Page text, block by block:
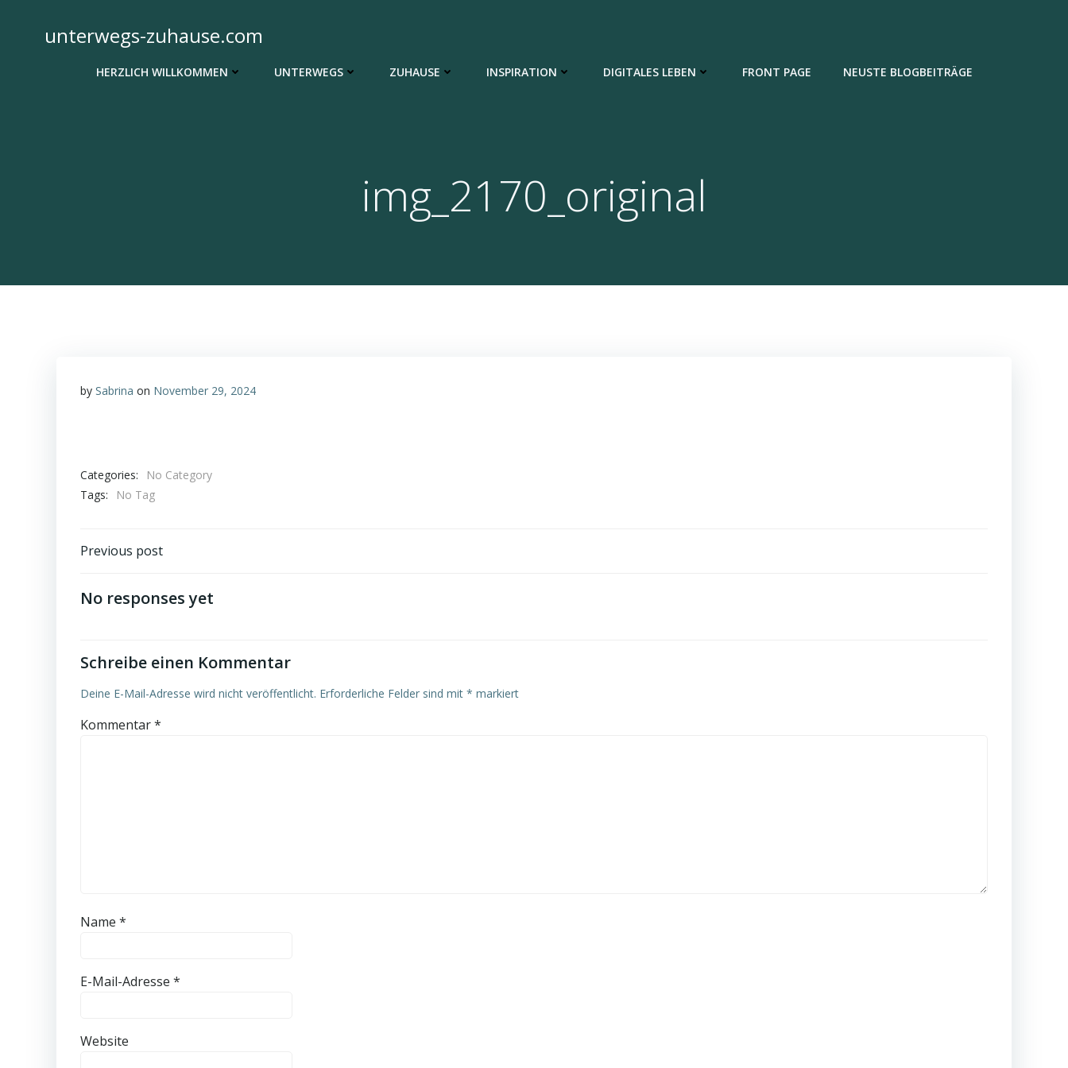
springenunterwegs-zuhause.com
HERZLICH WILLKOMMEN UNTERWEGS ZUHAUSE INSPIRATION DIGITALES LEBEN FRONT PAGE NEUSTE BLOGBEITRÄGE
img_2170_original
by Sabrina on November 29, 2024
Categories:
No Category
Tags:
No Tag
Post
navigation
Previous post
No responses yet
Schreibe einen Kommentar
Deine E-Mail-Adresse wird nicht veröffentlicht. Erforderliche Felder sind mit * markiert
Kommentar*
Name *
E-Mail-Adresse *
Website